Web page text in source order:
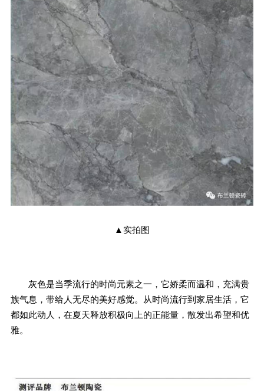
▲实拍图
灰色是当季流行的时尚元素之一，它娇柔而温和，充满贵
族气息，带给人无尽的美好感觉。从时尚流行到家居生活，它
都如此动人，在夏天释放积极向上的正能量，散发出希望和优
雅。